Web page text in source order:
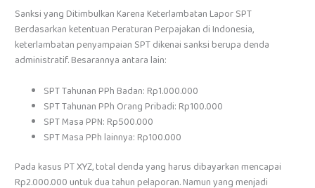
Sanksi yang Ditimbulkan Karena Keterlambatan Lapor SPT
Berdasarkan ketentuan Peraturan Perpajakan di Indonesia,
keterlambatan penyampaian SPT dikenai sanksi berupa denda
administratif. Besarannya antara lain:
SPT Tahunan PPh Badan: Rp1.000.000
SPT Tahunan PPh Orang Pribadi: Rp100.000
SPT Masa PPN: Rp500.000
SPT Masa PPh lainnya: Rp100.000
Pada kasus PT XYZ, total denda yang harus dibayarkan mencapai
Rp2.000.000 untuk dua tahun pelaporan. Namun yang menjadi